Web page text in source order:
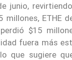
junio,
millones,
$15
fuera más
que sugiere